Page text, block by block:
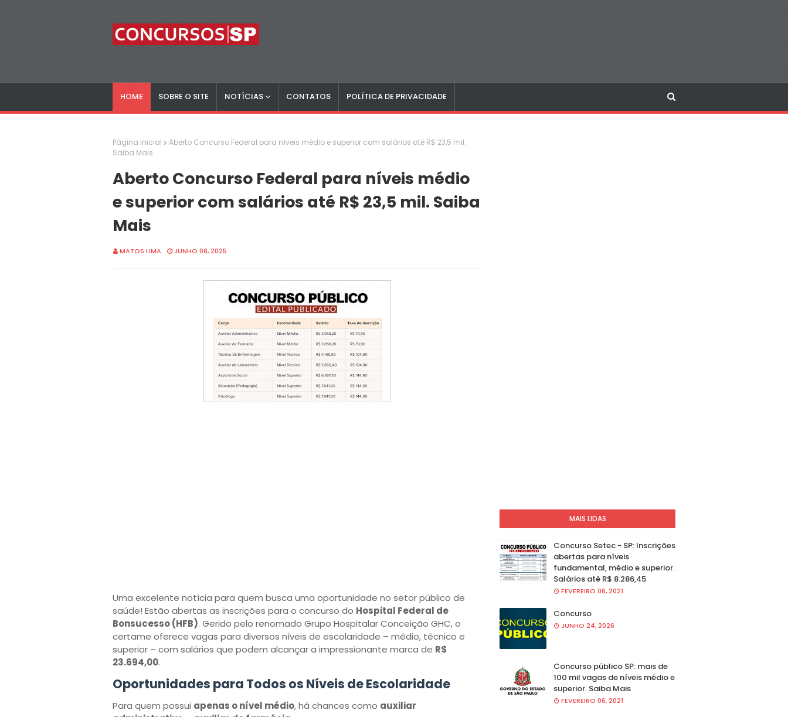
HOME SOBRE O SITE NOTÍCIAS CONTATOS POLÍTICA DE PRIVACIDADE
Página inicial
Aberto Concurso Federal para níveis médio e superior com salários até R$ 23,5 mil.
Saiba Mais
Aberto Concurso Federal para níveis médio
e superior com salários até R$ 23,5 mil. Saiba
Mais
MATOS LIMA JUNHO 08, 2025
Uma excelente notícia para quem busca uma oportunidade no setor público de
saúde! Estão abertas as inscrições para o concurso do Hospital Federal de
Bonsucesso (HFB). Gerido pelo renomado Grupo Hospitalar Conceição GHC, o
certame oferece vagas para diversos níveis de escolaridade – médio, técnico e
superior – com salários que podem alcançar a impressionante marca de R$
23.694,00.
Oportunidades para Todos os Níveis de Escolaridade
Para quem possui apenas o nível médio, há chances como auxiliar
MAIS LIDAS
Concurso Setec - SP: Inscrições
abertas para níveis
fundamental, médio e superior.
Salários até R$ 8.286,45
FEVEREIRO 06, 2021
Concurso
JUNHO 24, 2026
Concurso público SP: mais de
100 mil vagas de níveis médio e
superior. Saiba Mais
FEVEREIRO 06, 2021